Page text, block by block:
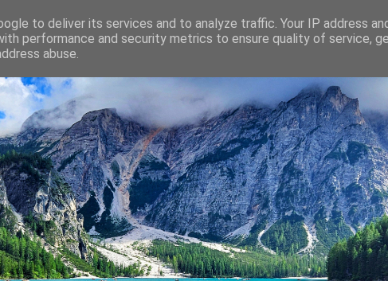
to deliver its services and to analyze traffic. Your IP address
performance and security metrics to ensure quality of service,
abuse.